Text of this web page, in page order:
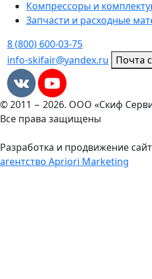
Компрессоры и
Запчасти и расходные
8 (800) 600-03-75
info-skifair@yandex.ru
Почта
© 2011 − 2026. ООО «Скиф
Все права защищены
Разработка и продвижение
агентство Apriori Marketing